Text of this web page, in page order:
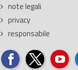
note legali
privacy
responsabile